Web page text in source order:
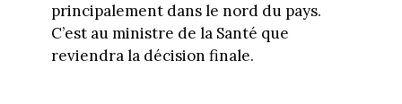
principalement dans le nord du pays.
C’est au ministre de la Santé que
reviendra la décision finale.